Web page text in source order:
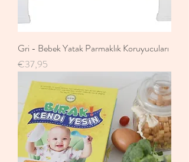
Gri - Bebek Yatak Parmaklık Koruyucuları
Fiyat
€37,95